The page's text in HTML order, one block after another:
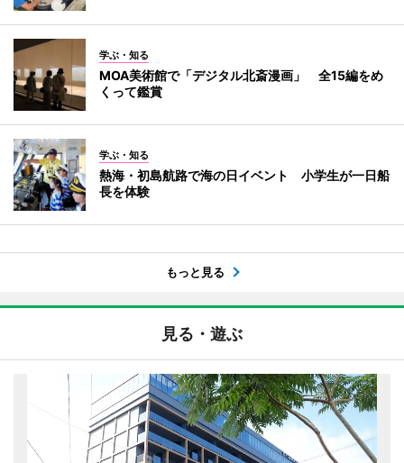
学ぶ・知る
MOA美術館で「デジタル北斎漫画」 全15編をめ
くって鑑賞
学ぶ・知る
熱海・初島航路で海の日イベント 小学生が一日船
長を体験
もっと見る
見る・遊ぶ